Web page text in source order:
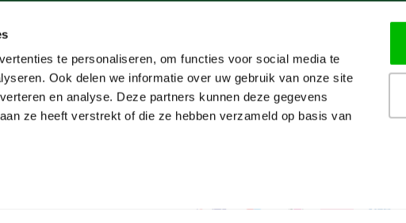
te personaliseren, om functies voor social media te
Ook delen we informatie over uw gebruik van onze site
en analyse. Deze partners kunnen deze gegevens
ze heeft verstrekt of die ze hebben verzameld op basis van
Cadeaubonnen
Inlijsten
Servicegebieden